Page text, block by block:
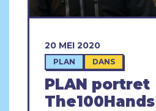
PLAN portret
The100Hands
20 MEI 2020
PLAN DANS